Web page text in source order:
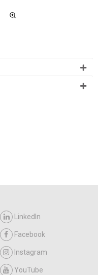
LinkedIn
Facebook
Instagram
YouTube